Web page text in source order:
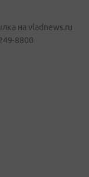
на vladnews.ru
8800